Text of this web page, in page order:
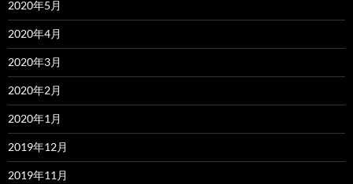
2020年5月
2020年4月
2020年3月
2020年2月
2020年1月
2019年12月
2019年11月